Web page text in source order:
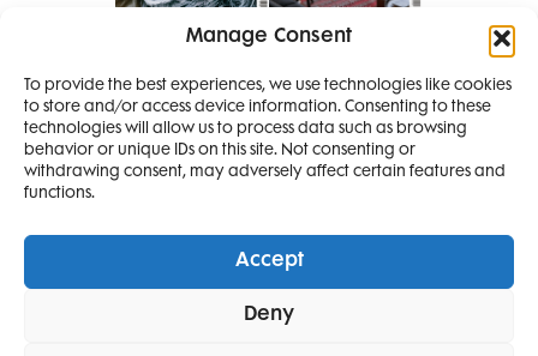
Manage Consent
To provide the best experiences, we use technologies like cookies
to store and/or access device information. Consenting to these
technologies will allow us to process data such as browsing
behavior or unique IDs on this site. Not consenting or
withdrawing consent, may adversely affect certain features and
functions.
Accept
Deny
Pretplati se na časopis
PRETPLATITE SE
Elle ProjectsElle Beauty AwardsElle Style Awards
LifestyleDecoration
SMANJI
4 IZDANJA
I 2 IZDANJA ELLE
DECORATIONA +
POKLON